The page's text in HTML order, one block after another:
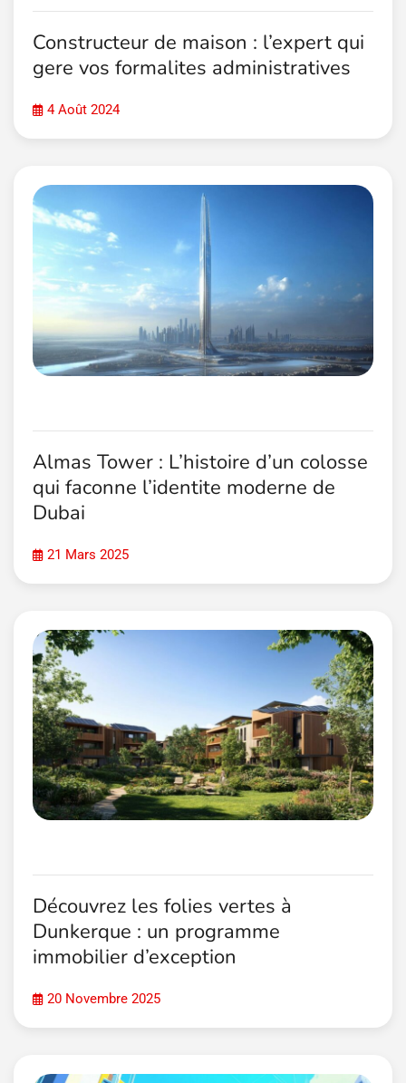
Constructeur de maison : l’expert qui
gere vos formalites administratives
4 Août 2024
Almas Tower : L’histoire d’un colosse
qui faconne l’identite moderne de
Dubai
21 Mars 2025
Découvrez les folies vertes à
Dunkerque : un programme
immobilier d’exception
20 Novembre 2025